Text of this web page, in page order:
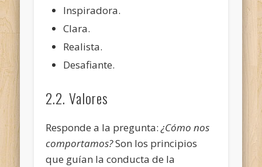
Inspiradora.
Clara.
Realista.
Desafiante.
2.2. Valores
Responde a la pregunta:¿Cómo nos
comportamos?Son los principios
que guían la conducta de la